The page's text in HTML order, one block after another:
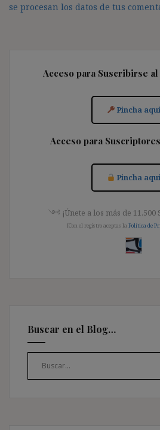
se procesan los datos de tus
Acceso para Suscribirse al
Pincha aquí
Acceso para
Pincha aquí
༺ ¡Únete a los más de
[Con el registro aceptas la Política de
Buscar en el Blog…